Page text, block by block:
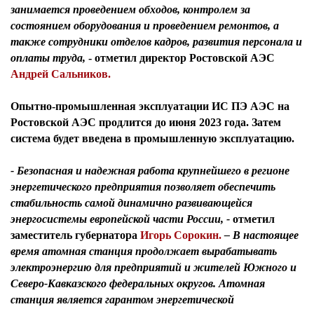
занимается проведением обходов, контролем за
состоянием оборудования и проведением ремонтов, а
также сотрудники отделов кадров, развития персонала и
оплаты труда, - отметил директор Ростовской АЭС
Андрей Сальников.
Опытно-промышленная эксплуатации ИС ПЭ АЭС на
Ростовской АЭС продлится до июня 2023 года. Затем
система будет введена в промышленную эксплуатацию.
- Безопасная и надежная работа крупнейшего в регионе
энергетического предприятия позволяет обеспечить
стабильность самой динамично развивающейся
энергосистемы европейской части России, - отметил
заместитель губернатора Игорь Сорокин. – В настоящее
время атомная станция продолжает вырабатывать
электроэнергию для предприятий и жителей Южного и
Северо-Кавказского федеральных округов. Атомная
станция является гарантом энергетической